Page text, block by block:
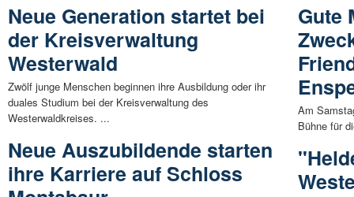
Neue Generation startet bei
der Kreisverwaltung
Westerwald
Zwölf junge Menschen beginnen ihre Ausbildung oder ihr
duales Studium bei der Kreisverwaltung des
Westerwaldkreises. ...
Neue Auszubildende starten
ihre Karriere auf Schloss
Gute
Am
Bühne für